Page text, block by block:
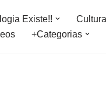
Existe!!
+Categorias